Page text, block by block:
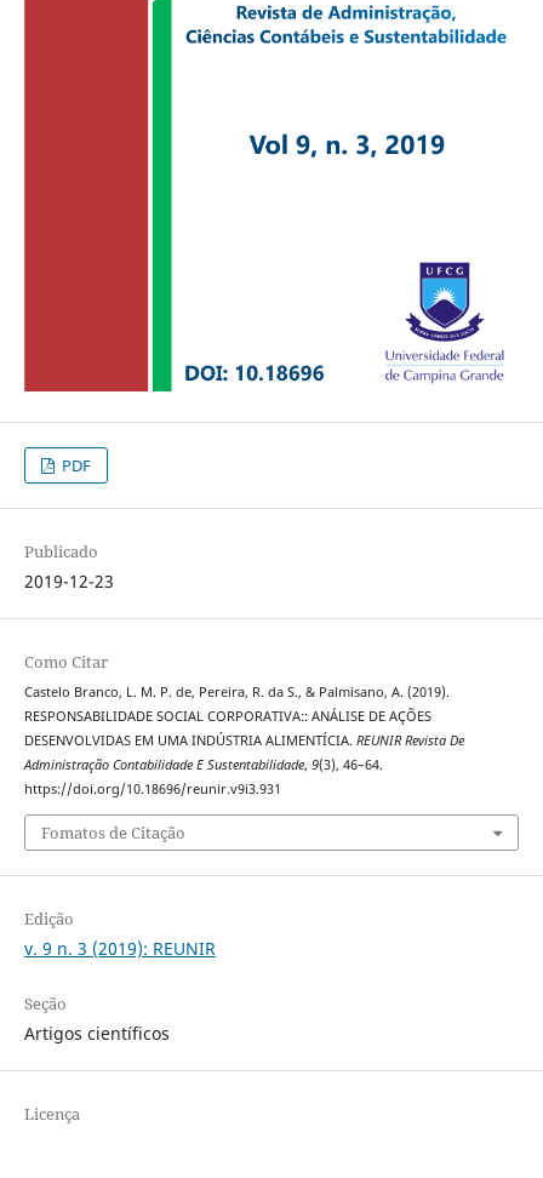
PDF
Publicado
2019-12-23
Como Citar
Castelo Branco, L. M. P. de, Pereira, R. da S., & Palmisano, A. (2019).
RESPONSABILIDADE SOCIAL CORPORATIVA:: ANÁLISE DE AÇÕES
DESENVOLVIDAS EM UMA INDÚSTRIA ALIMENTÍCIA. REUNIR Revista De
Administração Contabilidade E Sustentabilidade, 9(3), 46–64.
https://doi.org/10.18696/reunir.v9i3.931
Fomatos de Citação
Edição
v. 9 n. 3 (2019): REUNIR
Seção
Artigos científicos
Licença